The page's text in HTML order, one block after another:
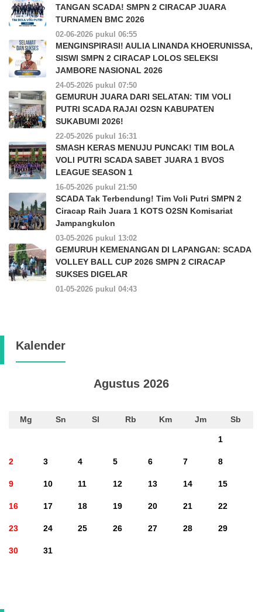
TANGAN SCADA! SMPN 2 CIRACAP JUARA
TURNAMEN BMC 2026
02-06-2026 pukul 06:55
MENGINSPIRASI! AULIA LINANDA KHOERUNISSA,
SISWI SMPN 2 CIRACAP LOLOS SELEKSI
JAMBORE NASIONAL 2026
24-05-2026 pukul 07:50
GEMURUH JUARA DARI SELATAN: TIM VOLI
PUTRI SCADA RAJAI O2SN KABUPATEN
SUKABUMI 2026!
22-05-2026 pukul 16:31
SMASH KERAS MENUJU PUNCAK! TIM BOLA
VOLI PUTRI SCADA SABET JUARA 1 BVOS
LEAGUE SEASON 1
16-05-2026 pukul 21:50
SCADA Tak Terbendung! Tim Voli Putri SMPN 2
Ciracap Raih Juara 1 KOTS O2SN Komisariat
Jampangkulon
03-05-2026 pukul 13:02
GEMURUH KEMENANGAN DI LAPANGAN: SCADA
VOLLEY BALL CUP 2026 SMPN 2 CIRACAP
SUKSES DIGELAR
01-05-2026 pukul 04:43
Kalender
Agustus 2026
Mg Sn Sl Rb Km Jm Sb
1
2 3 4 5 6 7 8
9 10 11 12 13 14 15
16 17 18 19 20 21 22
23 24 25 26 27 28 29
30 31